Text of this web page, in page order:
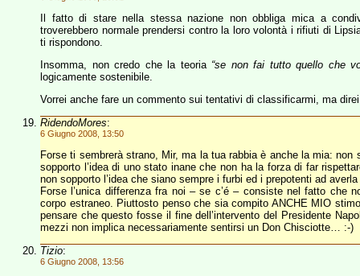
Il fatto di stare nella stessa nazione non obbliga mica a
troverebbero normale prendersi contro la loro volontà i rifiuti di
ti rispondono.
Insomma, non credo che la teoria “se non fai tutto quello che
logicamente sostenibile.
Vorrei anche fare un commento sui tentativi di classificarmi, ma
RidendoMores:
6 Giugno 2008, 13:50
Forse ti sembrerà strano, Mir, ma la tua rabbia è anche la mia:
sopporto l’idea di uno stato inane che non ha la forza di far
non sopporto l’idea che siano sempre i furbi ed i prepotenti ad
Forse l’unica differenza fra noi – se c’é – consiste nel fatto che
corpo estraneo. Piuttosto penso che sia compito ANCHE MIO
pensare che questo fosse il fine dell’intervento del Presidente
mezzi non implica necessariamente sentirsi un Don Chisciotte… :-)
Tizio:
6 Giugno 2008, 13:56